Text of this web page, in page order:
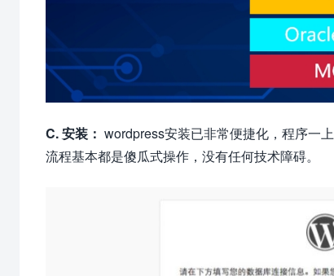
C. 安装： wordpress安装已非常便捷化，程序一
流程基本都是傻瓜式操作，没有任何技术障碍。